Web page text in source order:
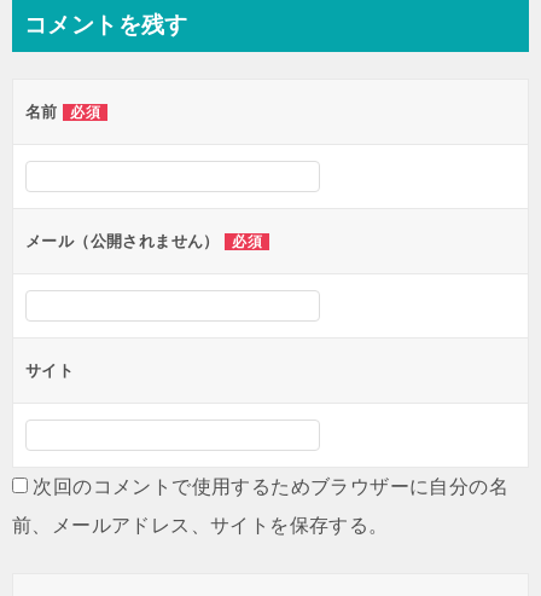
コメントを残す
名前 必須
メール（公開されません） 必須
サイト
次回のコメントで使用するためブラウザーに自分の名
前、メールアドレス、サイトを保存する。